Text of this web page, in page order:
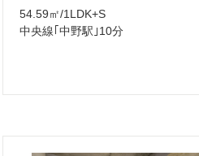
54.59㎡/1LDK+S
中央線｢中野駅｣10分